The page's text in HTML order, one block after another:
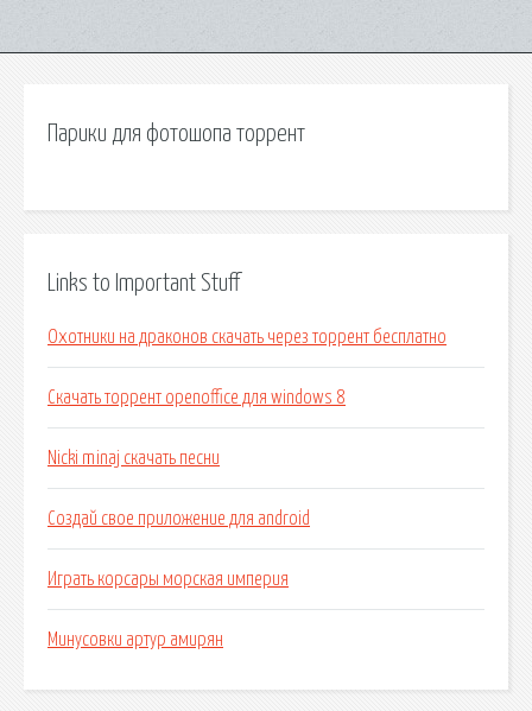
Парики для фотошопа торрент
Links to Important Stuff
Охотники на драконов скачать через торрент бесплатно
Скачать торрент openoffice для windows 8
Nicki minaj скачать песни
Создай свое приложение для android
Играть корсары морская империя
Минусовки артур амирян